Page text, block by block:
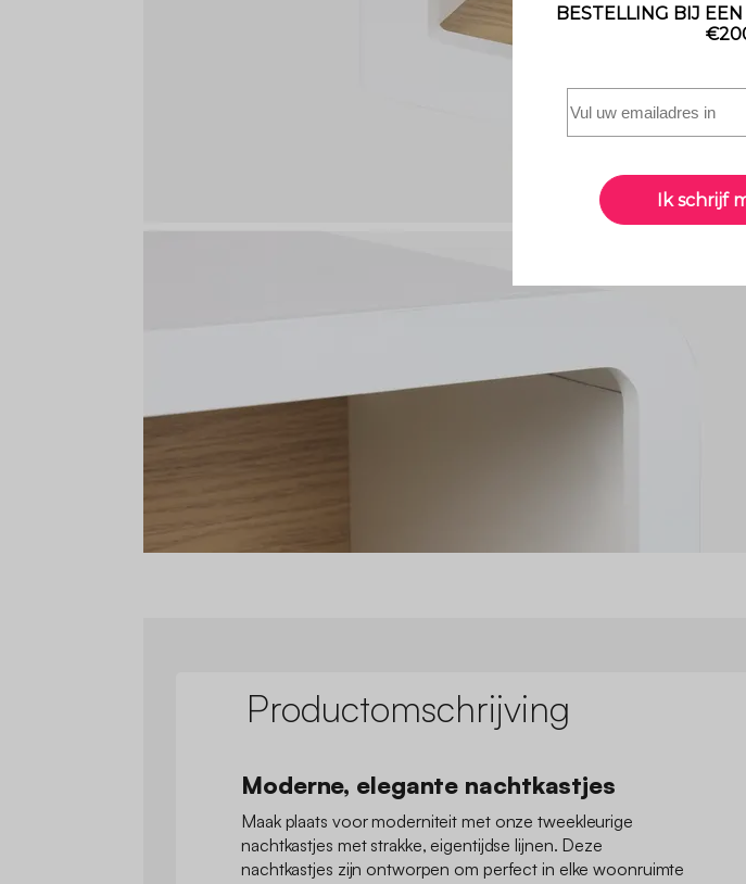
Productomschrijving
Moderne, elegante nachtkastjes
Maak plaats voor moderniteit met onze tweekleurige
nachtkastjes met strakke, eigentijdse lijnen. Deze
nachtkastjes zijn ontworpen om perfect in elke woonruimte